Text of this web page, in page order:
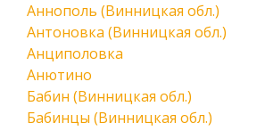
Аннополь (Винницкая обл.)
Антоновка (Винницкая обл.)
Анциполовка
Анютино
Бабин (Винницкая обл.)
Бабинцы (Винницкая обл.)